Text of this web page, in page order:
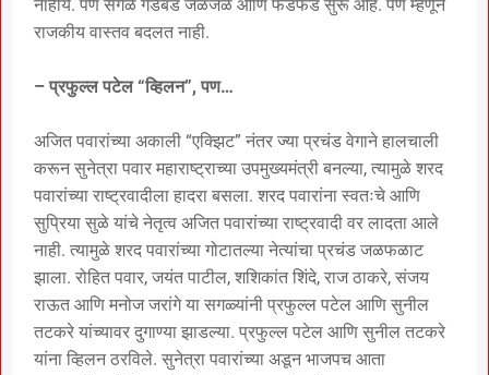
नाहीये. पण सगळे गडबड जळजळ आणि फडफड सुरू आहे. पण म्हणून
राजकीय वास्तव बदलत नाही.
– प्रफुल्ल पटेल “व्हिलन”, पण…
अजित पवारांच्या अकाली “एक्झिट” नंतर ज्या प्रचंड वेगाने हालचाली
करून सुनेत्रा पवार महाराष्ट्राच्या उपमुख्यमंत्री बनल्या, त्यामुळे शरद
पवारांच्या राष्ट्रवादीला हादरा बसला. शरद पवारांना स्वतःचे आणि
सुप्रिया सुळे यांचे नेतृत्व अजित पवारांच्या राष्ट्रवादी वर लादता आले
नाही. त्यामुळे शरद पवारांच्या गोटातल्या नेत्यांचा प्रचंड जळफळाट
झाला. रोहित पवार, जयंत पाटील, शशिकांत शिंदे, राज ठाकरे, संजय
राऊत आणि मनोज जरांगे या सगळ्यांनी प्रफुल्ल पटेल आणि सुनील
तटकरे यांच्यावर दुगाण्या झाडल्या. प्रफुल्ल पटेल आणि सुनील तटकरे
यांना व्हिलन ठरविले. सुनेत्रा पवारांच्या अडून भाजपच आता